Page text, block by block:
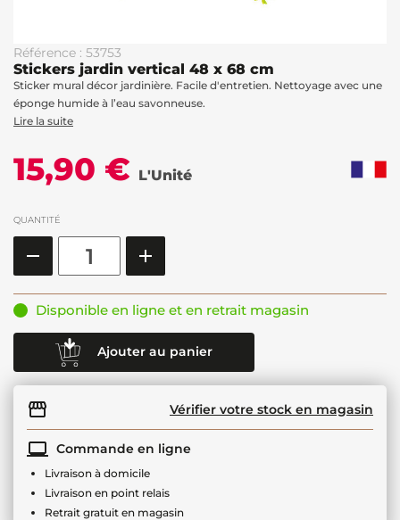
Référence : 53753
Stickers jardin vertical 48 x 68 cm
Sticker mural décor jardinière. Facile d'entretien. Nettoyage avec une
éponge humide à l’eau savonneuse.
Lire la suite
15,90 € L'Unité
QUANTITÉ
Disponible en ligne et en retrait magasin
Ajouter au panier
Vérifier votre stock en magasin
Commande en ligne
Livraison à domicile
Livraison en point relais
Retrait gratuit en magasin